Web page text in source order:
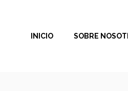
contenidoINICIO SOBRE